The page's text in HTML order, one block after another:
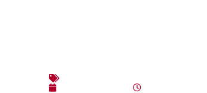
EDITAL DE CONVOCAÇÃO –